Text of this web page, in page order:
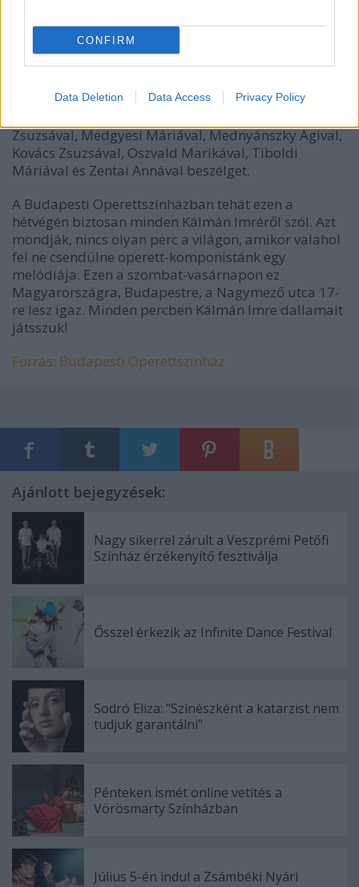
CONFIRM
Data Deletion Data Access Privacy Policy
producerek beszélgetnek arról, milyen is az
operettjátszás a XXI. században (belépés csak
meghívóval). Egy órával később pedig színházunk
Csillártermünkben legendás Kálmán-szerepeikre.
Zsuzsával, Medgyesi Máriával, Mednyánszky Ágival,
Kovács Zsuzsával, Oszvald Marikával, Tiboldi
Máriával és Zentai Annával beszélget.
A Budapesti Operettszínházban tehát ezen a
hétvégén biztosan minden Kálmán Imréről szól. Azt
mondják, nincs olyan perc a világon, amikor valahol
fel ne csendülne operett-komponistánk egy
melódiája. Ezen a szombat-vasárnapon ez
Magyarországra, Budapestre, a Nagymező utca 17-
re lesz igaz. Minden percben Kálmán Imre dallamait
játsszuk!
Forrás: Budapesti Operettszínház
Ajánlott bejegyzések:
Nagy sikerrel zárult a Veszprémi Petőfi
Színház érzékenyítő fesztiválja
Ősszel érkezik az Infinite Dance Festival
Sodró Eliza: "Színészként a katarzist nem
tudjuk garantálni"
Pénteken ismét online vetítés a
Vörösmarty Színházban
Július 5-én indul a Zsámbéki Nyári